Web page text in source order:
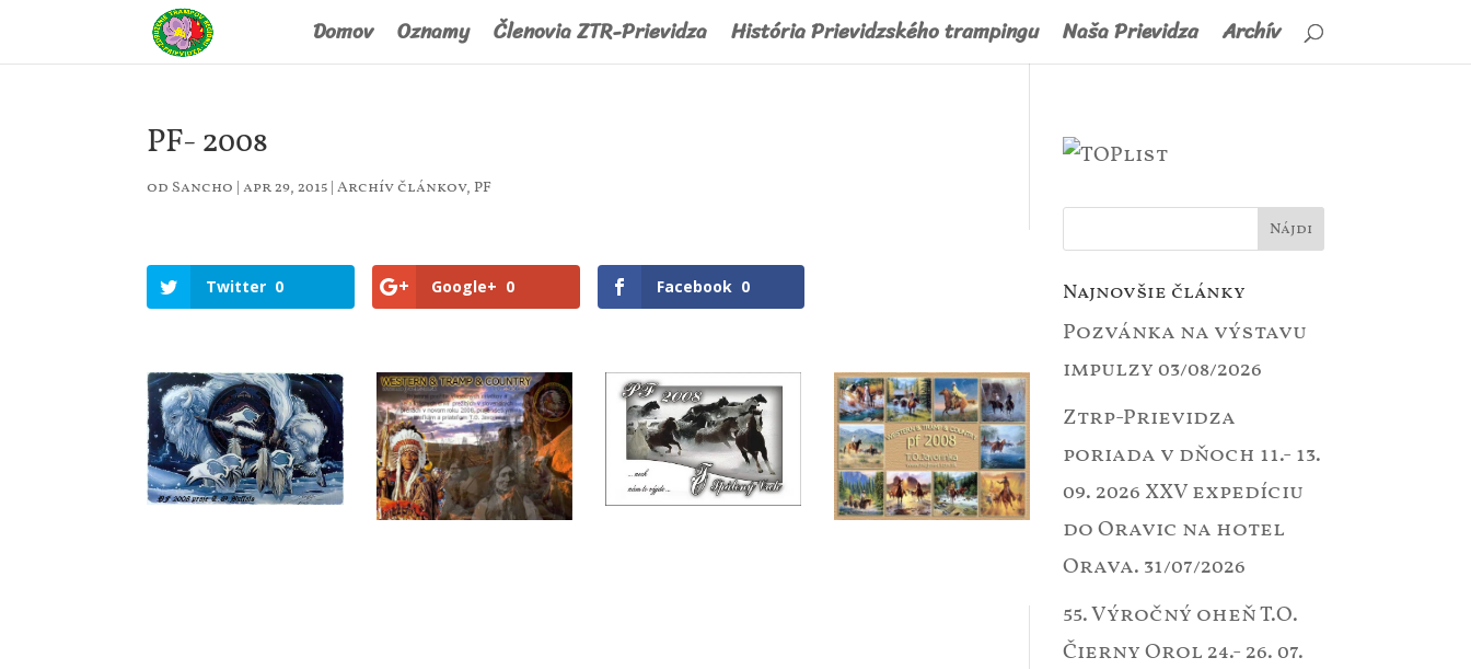
Domov Oznamy Členovia ZTR-Prievidza História Prievidzského trampingu Naša Prievidza Archív
PF- 2008
od Sancho |apr 29, 2015 |Archív článkov, PF
Twitter 0 Google+ 0 Facebook 0 Najnovšie články
Pozvánka na výstavu
impulzy 03/08/2026
Ztrp-Prievidza
poriada v dňoch 11.- 13.
09. 2026 XXV expedíciu
do Oravic na hotel
Orava. 31/07/2026
55. Výročný oheň T.O.
Čierny Orol 24.- 26. 07.